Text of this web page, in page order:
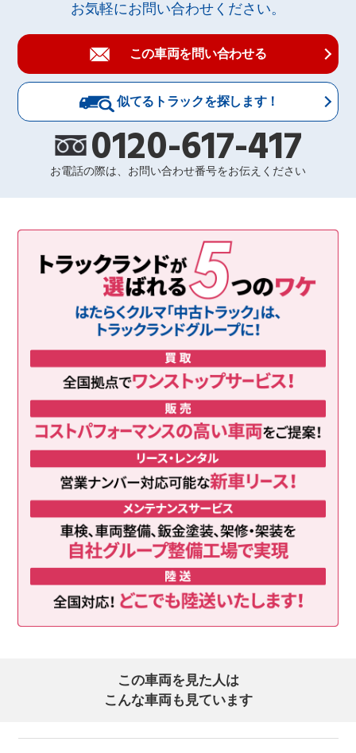
お気軽にお問い合わせください。
この車両を問い合わせる
似てるトラックを探します！
0120-617-417
お電話の際は、お問い合わせ番号をお伝えください
この車両を見た人は
こんな車両も見ています